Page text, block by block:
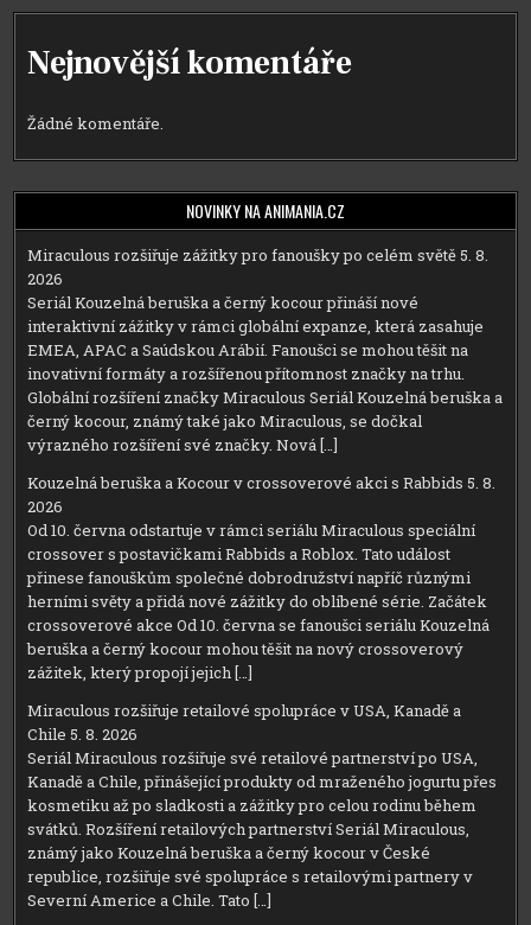
Nejnovější komentáře
Žádné komentáře.
NOVINKY NA ANIMANIA.CZ
Miraculous rozšiřuje zážitky pro fanoušky po celém světě 5. 8.
2026
Seriál Kouzelná beruška a černý kocour přináší nové
interaktivní zážitky v rámci globální expanze, která zasahuje
EMEA, APAC a Saúdskou Arábií. Fanoušci se mohou těšit na
inovativní formáty a rozšířenou přítomnost značky na trhu.
Globální rozšíření značky Miraculous Seriál Kouzelná beruška a
černý kocour, známý také jako Miraculous, se dočkal
výrazného rozšíření své značky. Nová […]
Kouzelná beruška a Kocour v crossoverové akci s Rabbids 5. 8.
2026
Od 10. června odstartuje v rámci seriálu Miraculous speciální
crossover s postavičkami Rabbids a Roblox. Tato událost
přinese fanouškům společné dobrodružství napříč různými
herními světy a přidá nové zážitky do oblíbené série. Začátek
crossoverové akce Od 10. června se fanoušci seriálu Kouzelná
beruška a černý kocour mohou těšit na nový crossoverový
zážitek, který propojí jejich […]
Miraculous rozšiřuje retailové spolupráce v USA, Kanadě a
Chile 5. 8. 2026
Seriál Miraculous rozšiřuje své retailové partnerství po USA,
Kanadě a Chile, přinášející produkty od mraženého jogurtu přes
kosmetiku až po sladkosti a zážitky pro celou rodinu během
svátků. Rozšíření retailových partnerství Seriál Miraculous,
známý jako Kouzelná beruška a černý kocour v České
republice, rozšiřuje své spolupráce s retailovými partnery v
Severní Americe a Chile. Tato […]